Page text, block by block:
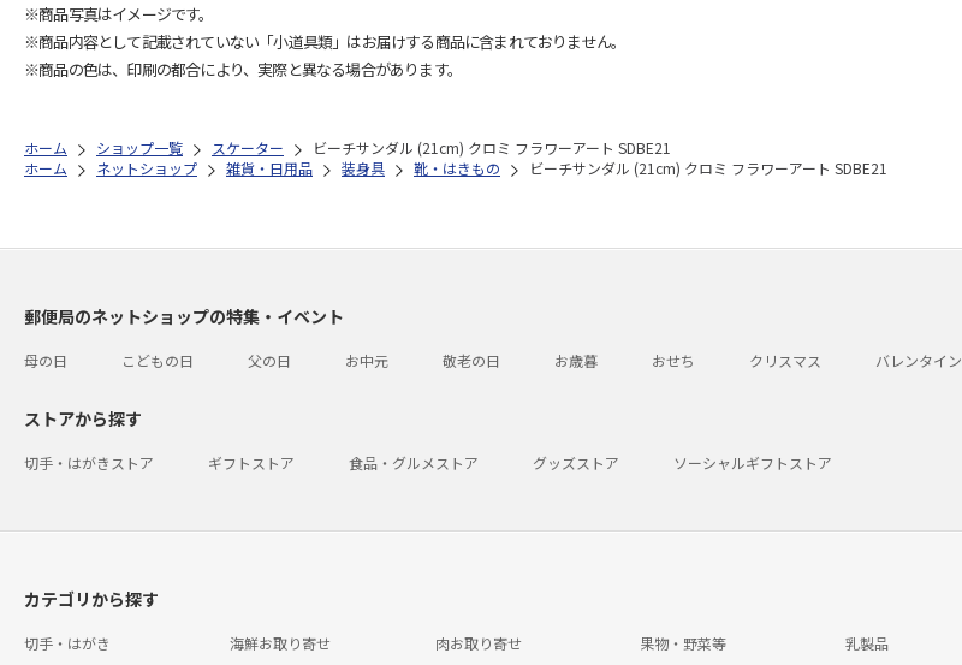
※商品写真はイメージです。
※商品内容として記載されていない「小道具類」はお届けする商品に含まれておりません。
※商品の色は、印刷の都合により、実際と異なる場合があります。
ホーム ショップ一覧 スケーター
ビーチサンダル (21cm) クロミ フラワーアート SDBE21
ホーム
ネットショップ 雑貨・日用品 装身具 靴・はきもの ビーチサンダル (21cm) クロミ フラワーアート SDBE21
郵便局のネットショップの特集・イベント
母の日 こどもの日 父の日 お中元 敬老の日 お歳暮 おせち クリスマス バレンタイン
ストアから探す
切手・はがきストア ギフトストア 食品・グルメストア グッズストア ソーシャルギフトストア
カテゴリから探す
切手・はがき 海鮮お取り寄せ 肉お取り寄せ 果物・野菜等 乳製品